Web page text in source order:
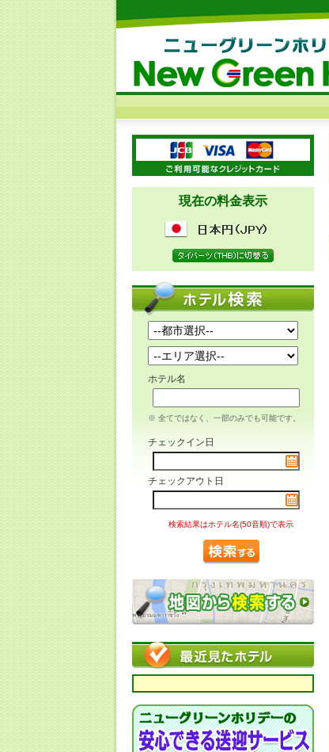
現在の料金表示
ホテル名
※ 全てではなく、一部のみでも可能です。
チェックイン日
チェックアウト日
検索結果はホテル名(50音順)で表示